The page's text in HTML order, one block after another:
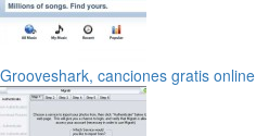
Grooveshark, canciones gratis online